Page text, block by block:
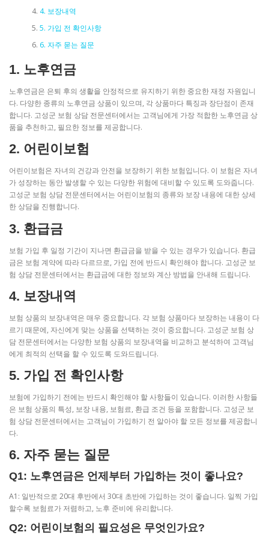
4. 보장내역
5. 가입 전 확인사항
6. 자주 묻는 질문
1. 노후연금
노후연금은 은퇴 후의 생활을 안정적으로 유지하기 위한 중요한 재정 자원입니
다. 다양한 종류의 노후연금 상품이 있으며, 각 상품마다 특징과 장단점이 존재
합니다. 고성군 보험 상담 전문센터에서는 고객님에게 가장 적합한 노후연금 상
품을 추천하고, 필요한 정보를 제공합니다.
2. 어린이보험
어린이보험은 자녀의 건강과 안전을 보장하기 위한 보험입니다. 이 보험은 자녀
가 성장하는 동안 발생할 수 있는 다양한 위험에 대비할 수 있도록 도와줍니다.
고성군 보험 상담 전문센터에서는 어린이보험의 종류와 보장 내용에 대한 상세
한 상담을 진행합니다.
3. 환급금
보험 가입 후 일정 기간이 지나면 환급금을 받을 수 있는 경우가 있습니다. 환급
금은 보험 계약에 따라 다르므로, 가입 전에 반드시 확인해야 합니다. 고성군 보
험 상담 전문센터에서는 환급금에 대한 정보와 계산 방법을 안내해 드립니다.
4. 보장내역
보험 상품의 보장내역은 매우 중요합니다. 각 보험 상품마다 보장하는 내용이 다
르기 때문에, 자신에게 맞는 상품을 선택하는 것이 중요합니다. 고성군 보험 상
담 전문센터에서는 다양한 보험 상품의 보장내역을 비교하고 분석하여 고객님
에게 최적의 선택을 할 수 있도록 도와드립니다.
5. 가입 전 확인사항
보험에 가입하기 전에는 반드시 확인해야 할 사항들이 있습니다. 이러한 사항들
은 보험 상품의 특성, 보장 내용, 보험료, 환급 조건 등을 포함합니다. 고성군 보
험 상담 전문센터에서는 고객님이 가입하기 전 알아야 할 모든 정보를 제공합니
다.
6. 자주 묻는 질문
Q1: 노후연금은 언제부터 가입하는 것이 좋나요?
A1: 일반적으로 20대 후반에서 30대 초반에 가입하는 것이 좋습니다. 일찍 가입
할수록 보험료가 저렴하고, 노후 준비에 유리합니다.
Q2: 어린이보험의 필요성은 무엇인가요?